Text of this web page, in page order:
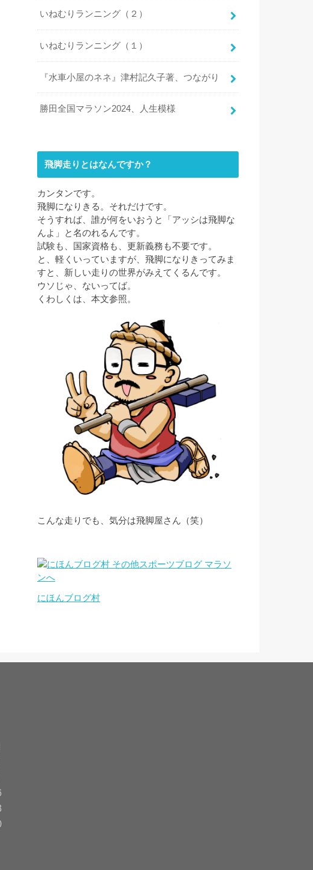
いねむりランニング（２）
いねむりランニング（１）
『水車小屋のネネ』津村記久子著、つながり
勝田全国マラソン2024、人生模様
飛脚走りとはなんですか？
カンタンです。
飛脚になりきる。それだけです。
そうすれば、誰が何をいおうと「アッシは飛脚な
んよ」と名のれるんです。
試験も、国家資格も、更新義務も不要です。
と、軽くいっていますが、飛脚になりきってみま
すと、新しい走りの世界がみえてくるんです。
ウソじゃ、ないってば。
くわしくは、本文参照。
こんな走りでも、気分は飛脚屋さん（笑）
にほんブログ村